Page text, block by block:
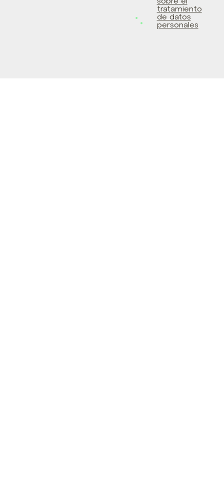
tratamiento
de datos
personales